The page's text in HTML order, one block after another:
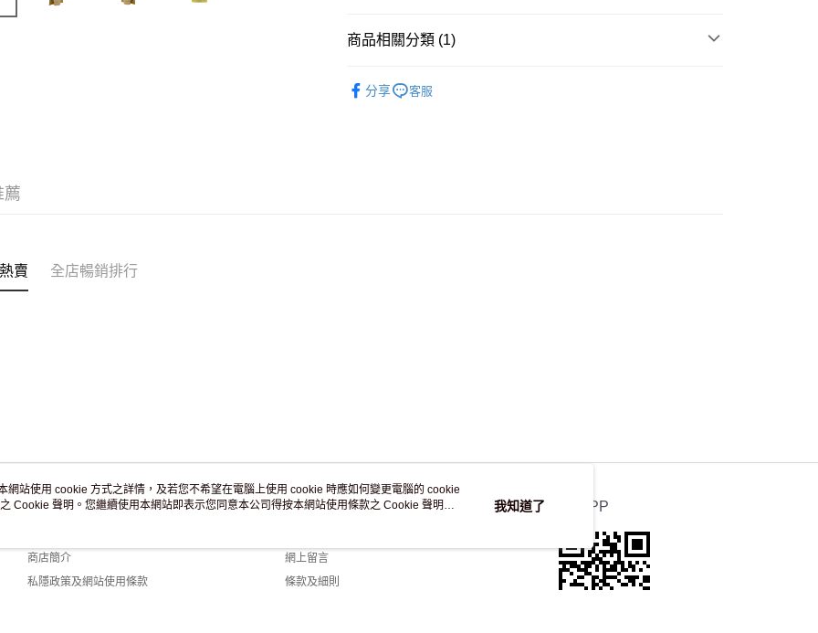
商品相關分類 (1)
分享
客服
薦
賣 全店暢銷排行
關於我們
商店簡介
私隱政策及網站使用條款
客戶服務
網上留言
條款及細則
官方APP
網站使用 cookie 方式之詳情，及若您不希望在電腦上使用 cookie 時應如何變更電腦的 cookie
Cookie 聲明。您繼續使用本網站即表示您同意本公司得按本網站使用條款之 Cookie 聲明使
我知道了